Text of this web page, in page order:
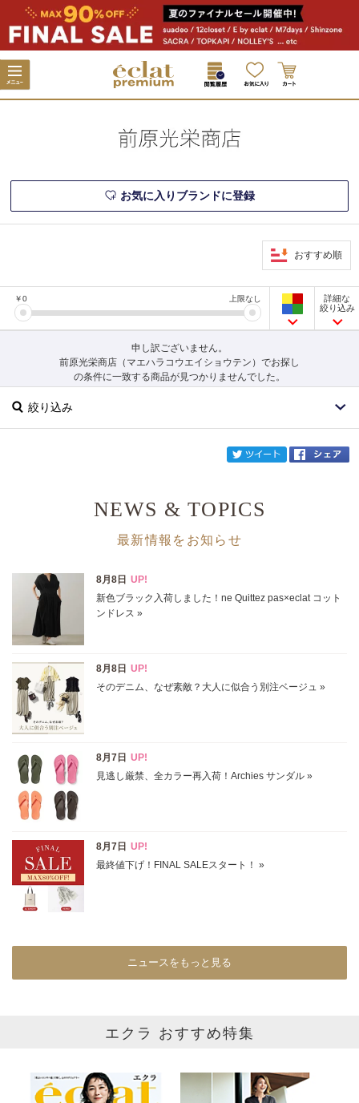
お気に入りブランドに登録
おすすめ順
￥0 上限なし
詳細な
絞り込み
申し訳ございません。
前原光栄商店（マエハラコウエイショウテン）でお探し
の条件に一致する商品が見つかりませんでした。
絞り込み
サイズ
掲載雑誌
価格
表示オプション
すべて
SALE商品
再入荷 ラスト1
カラー
イエロー レッド ピンク
NEWS & TOPICS
最新情報をお知らせ
ニュースをもっと見る
エクラ おすすめ特集